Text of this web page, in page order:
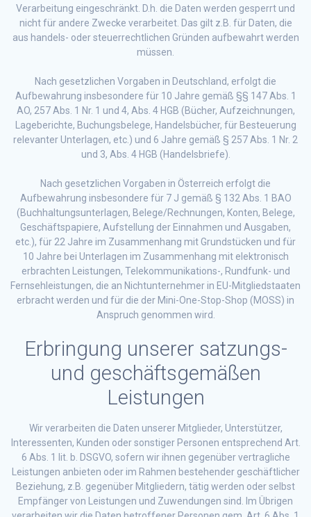
Verarbeitung eingeschränkt. D.h. die Daten werden gesperrt und
nicht für andere Zwecke verarbeitet. Das gilt z.B. für Daten, die
aus handels- oder steuerrechtlichen Gründen aufbewahrt werden
müssen.
Nach gesetzlichen Vorgaben in Deutschland, erfolgt die
Aufbewahrung insbesondere für 10 Jahre gemäß §§ 147 Abs. 1
AO, 257 Abs. 1 Nr. 1 und 4, Abs. 4 HGB (Bücher, Aufzeichnungen,
Lageberichte, Buchungsbelege, Handelsbücher, für Besteuerung
relevanter Unterlagen, etc.) und 6 Jahre gemäß § 257 Abs. 1 Nr. 2
und 3, Abs. 4 HGB (Handelsbriefe).
Nach gesetzlichen Vorgaben in Österreich erfolgt die
Aufbewahrung insbesondere für 7 J gemäß § 132 Abs. 1 BAO
(Buchhaltungsunterlagen, Belege/Rechnungen, Konten, Belege,
Geschäftspapiere, Aufstellung der Einnahmen und Ausgaben,
etc.), für 22 Jahre im Zusammenhang mit Grundstücken und für
10 Jahre bei Unterlagen im Zusammenhang mit elektronisch
erbrachten Leistungen, Telekommunikations-, Rundfunk- und
Fernsehleistungen, die an Nichtunternehmer in EU-Mitgliedstaaten
erbracht werden und für die der Mini-One-Stop-Shop (MOSS) in
Anspruch genommen wird.
Erbringung unserer satzungs-
und geschäftsgemäßen
Leistungen
Wir verarbeiten die Daten unserer Mitglieder, Unterstützer,
Interessenten, Kunden oder sonstiger Personen entsprechend Art.
6 Abs. 1 lit. b. DSGVO, sofern wir ihnen gegenüber vertragliche
Leistungen anbieten oder im Rahmen bestehender geschäftlicher
Beziehung, z.B. gegenüber Mitgliedern, tätig werden oder selbst
Empfänger von Leistungen und Zuwendungen sind. Im Übrigen